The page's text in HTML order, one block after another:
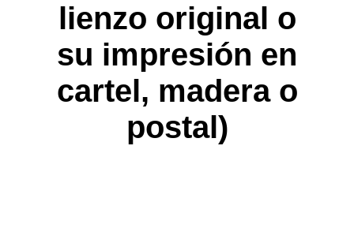
lienzo original o
su impresión en
cartel, madera o
postal)